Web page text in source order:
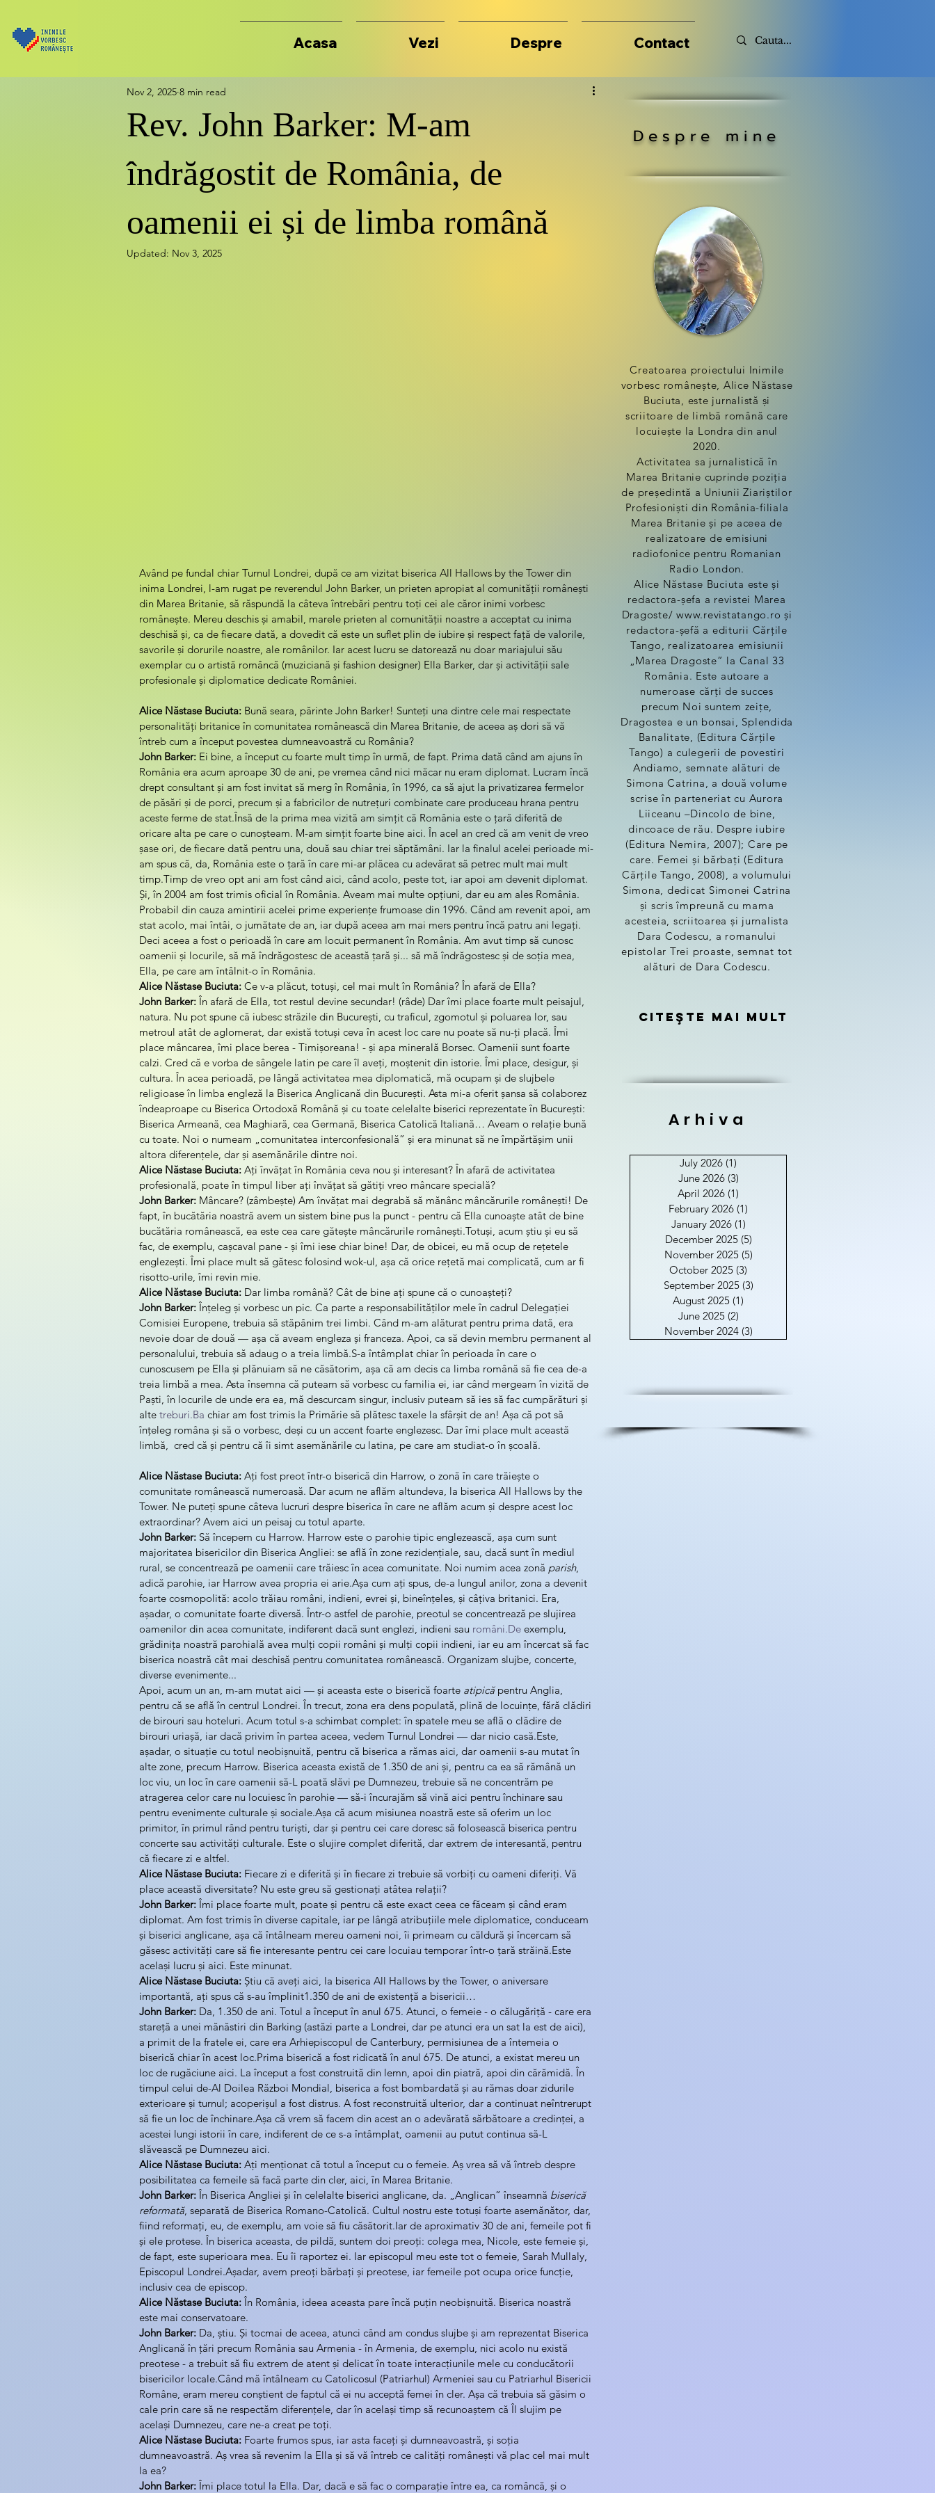
Acasa Vezi Despre Contact
Rev. John Barker: M-am
îndrăgostit de România, de
oamenii ei și de limba română
Nov 2, 2025 8 min read
Updated: Nov 3, 2025
Având pe fundal chiar Turnul Londrei, după ce am vizitat biserica All Hallows by the Tower din
inima Londrei, l-am rugat pe reverendul John Barker, un prieten apropiat al comunității românești
din Marea Britanie, să răspundă la câteva întrebări pentru toți cei ale căror inimi vorbesc
românește. Mereu deschis și amabil, marele prieten al comunității noastre a acceptat cu inima
deschisă și, ca de fiecare dată, a dovedit că este un suflet plin de iubire și respect față de valorile,
savorile și dorurile noastre, ale românilor. Iar acest lucru se datorează nu doar mariajului său
exemplar cu o artistă româncă (muziciană și fashion designer) Ella Barker, dar și activității sale
profesionale și diplomatice dedicate României.
Alice Năstase Buciuta: Bună seara, părinte John Barker! Sunteți una dintre cele mai respectate
personalități britanice în comunitatea românească din Marea Britanie, de aceea aș dori să vă
întreb cum a început povestea dumneavoastră cu România?
John Barker: Ei bine, a început cu foarte mult timp în urmă, de fapt. Prima dată când am ajuns în
România era acum aproape 30 de ani, pe vremea când nici măcar nu eram diplomat. Lucram încă
drept consultant și am fost invitat să merg în România, în 1996, ca să ajut la privatizarea fermelor
de păsări și de porci, precum și a fabricilor de nutrețuri combinate care produceau hrana pentru
aceste ferme de stat.Însă de la prima mea vizită am simțit că România este o țară diferită de
oricare alta pe care o cunoșteam. M-am simțit foarte bine aici. În acel an cred că am venit de vreo
șase ori, de fiecare dată pentru una, două sau chiar trei săptămâni. Iar la finalul acelei perioade mi-
am spus că, da, România este o țară în care mi-ar plăcea cu adevărat să petrec mult mai mult
timp.Timp de vreo opt ani am fost când aici, când acolo, peste tot, iar apoi am devenit diplomat.
Și, în 2004 am fost trimis oficial în România. Aveam mai multe opțiuni, dar eu am ales România.
Probabil din cauza amintirii acelei prime experiențe frumoase din 1996. Când am revenit apoi, am
stat acolo, mai întâi, o jumătate de an, iar după aceea am mai mers pentru încă patru ani legați.
Deci aceea a fost o perioadă în care am locuit permanent în România. Am avut timp să cunosc
oamenii și locurile, să mă îndrăgostesc de această țară și... să mă îndrăgostesc și de soția mea,
Ella, pe care am întâlnit-o în România.
Alice Năstase Buciuta: Ce v-a plăcut, totuși, cel mai mult în România? În afară de Ella?
John Barker: În afară de Ella, tot restul devine secundar! (râde) Dar îmi place foarte mult peisajul,
natura. Nu pot spune că iubesc străzile din București, cu traficul, zgomotul și poluarea lor, sau
metroul atât de aglomerat, dar există totuși ceva în acest loc care nu poate să nu-ți placă. Îmi
place mâncarea, îmi place berea - Timișoreana! - și apa minerală Borsec. Oamenii sunt foarte
calzi. Cred că e vorba de sângele latin pe care îl aveți, moștenit din istorie. Îmi place, desigur, și
cultura. În acea perioadă, pe lângă activitatea mea diplomatică, mă ocupam și de slujbele
religioase în limba engleză la Biserica Anglicană din București. Asta mi-a oferit șansa să colaborez
îndeaproape cu Biserica Ortodoxă Română și cu toate celelalte biserici reprezentate în București:
Biserica Armeană, cea Maghiară, cea Germană, Biserica Catolică Italiană… Aveam o relație bună
cu toate. Noi o numeam „comunitatea interconfesională” și era minunat să ne împărtășim unii
altora diferențele, dar și asemănările dintre noi.
Alice Năstase Buciuta: Ați învățat în România ceva nou și interesant? În afară de activitatea
profesională, poate în timpul liber ați învățat să gătiți vreo mâncare specială?
John Barker: Mâncare? (zâmbește) Am învățat mai degrabă să mănânc mâncărurile românești! De
fapt, în bucătăria noastră avem un sistem bine pus la punct - pentru că Ella cunoaște atât de bine
bucătăria românească, ea este cea care gătește mâncărurile românești.Totuși, acum știu și eu să
fac, de exemplu, cașcaval pane - și îmi iese chiar bine! Dar, de obicei, eu mă ocup de rețetele
englezești. Îmi place mult să gătesc folosind wok-ul, așa că orice rețetă mai complicată, cum ar fi
risotto-urile, îmi revin mie.
Alice Năstase Buciuta: Dar limba română? Cât de bine ați spune că o cunoașteți?
John Barker: Înțeleg și vorbesc un pic. Ca parte a responsabilităților mele în cadrul Delegației
Comisiei Europene, trebuia să stăpânim trei limbi. Când m-am alăturat pentru prima dată, era
nevoie doar de două — așa că aveam engleza și franceza. Apoi, ca să devin membru permanent al
personalului, trebuia să adaug o a treia limbă.S-a întâmplat chiar în perioada în care o
cunoscusem pe Ella și plănuiam să ne căsătorim, așa că am decis ca limba română să fie cea de-a
treia limbă a mea. Asta însemna că puteam să vorbesc cu familia ei, iar când mergeam în vizită de
Paști, în locurile de unde era ea, mă descurcam singur, inclusiv puteam să ies să fac cumpărături și
alte treburi.Ba chiar am fost trimis la Primărie să plătesc taxele la sfârșit de an! Așa că pot să
înțeleg româna și să o vorbesc, deși cu un accent foarte englezesc. Dar îmi place mult această
limbă,  cred că și pentru că îi simt asemănările cu latina, pe care am studiat-o în școală.
Alice Năstase Buciuta: Ați fost preot într-o biserică din Harrow, o zonă în care trăiește o
comunitate românească numeroasă. Dar acum ne aflăm altundeva, la biserica All Hallows by the
Tower. Ne puteți spune câteva lucruri despre biserica în care ne aflăm acum și despre acest loc
extraordinar? Avem aici un peisaj cu totul aparte.
John Barker: Să începem cu Harrow. Harrow este o parohie tipic englezească, așa cum sunt
majoritatea bisericilor din Biserica Angliei: se află în zone rezidențiale, sau, dacă sunt în mediul
rural, se concentrează pe oamenii care trăiesc în acea comunitate. Noi numim acea zonă parish,
adică parohie, iar Harrow avea propria ei arie.Așa cum ați spus, de-a lungul anilor, zona a devenit
foarte cosmopolită: acolo trăiau români, indieni, evrei și, bineînțeles, și câțiva britanici. Era,
așadar, o comunitate foarte diversă. Într-o astfel de parohie, preotul se concentrează pe slujirea
oamenilor din acea comunitate, indiferent dacă sunt englezi, indieni sau români.De exemplu,
grădinița noastră parohială avea mulți copii români și mulți copii indieni, iar eu am încercat să fac
biserica noastră cât mai deschisă pentru comunitatea românească. Organizam slujbe, concerte,
diverse evenimente...
Apoi, acum un an, m-am mutat aici — și aceasta este o biserică foarte atipică pentru Anglia,
pentru că se află în centrul Londrei. În trecut, zona era dens populată, plină de locuințe, fără clădiri
de birouri sau hoteluri. Acum totul s-a schimbat complet: în spatele meu se află o clădire de
birouri uriașă, iar dacă privim în partea aceea, vedem Turnul Londrei — dar nicio casă.Este,
așadar, o situație cu totul neobișnuită, pentru că biserica a rămas aici, dar oamenii s-au mutat în
alte zone, precum Harrow. Biserica aceasta există de 1.350 de ani și, pentru ca ea să rămână un
loc viu, un loc în care oamenii să-L poată slăvi pe Dumnezeu, trebuie să ne concentrăm pe
atragerea celor care nu locuiesc în parohie — să-i încurajăm să vină aici pentru închinare sau
pentru evenimente culturale și sociale.Așa că acum misiunea noastră este să oferim un loc
primitor, în primul rând pentru turiști, dar și pentru cei care doresc să folosească biserica pentru
concerte sau activități culturale. Este o slujire complet diferită, dar extrem de interesantă, pentru
că fiecare zi e altfel.
Alice Năstase Buciuta: Fiecare zi e diferită și în fiecare zi trebuie să vorbiți cu oameni diferiți. Vă
place această diversitate? Nu este greu să gestionați atâtea relații?
John Barker: Îmi place foarte mult, poate și pentru că este exact ceea ce făceam și când eram
diplomat. Am fost trimis în diverse capitale, iar pe lângă atribuțiile mele diplomatice, conduceam
și biserici anglicane, așa că întâlneam mereu oameni noi, îi primeam cu căldură și încercam să
găsesc activități care să fie interesante pentru cei care locuiau temporar într-o țară străină.Este
același lucru și aici. Este minunat.
Alice Năstase Buciuta: Știu că aveți aici, la biserica All Hallows by the Tower, o aniversare
importantă, ați spus că s-au împlinit1.350 de ani de existență a bisericii…
John Barker: Da, 1.350 de ani. Totul a început în anul 675. Atunci, o femeie - o călugăriță - care era
stareță a unei mănăstiri din Barking (astăzi parte a Londrei, dar pe atunci era un sat la est de aici),
a primit de la fratele ei, care era Arhiepiscopul de Canterbury, permisiunea de a întemeia o
biserică chiar în acest loc.Prima biserică a fost ridicată în anul 675. De atunci, a existat mereu un
loc de rugăciune aici. La început a fost construită din lemn, apoi din piatră, apoi din cărămidă. În
timpul celui de-Al Doilea Război Mondial, biserica a fost bombardată și au rămas doar zidurile
exterioare și turnul; acoperișul a fost distrus. A fost reconstruită ulterior, dar a continuat neîntrerupt
să fie un loc de închinare.Așa că vrem să facem din acest an o adevărată sărbătoare a credinței, a
acestei lungi istorii în care, indiferent de ce s-a întâmplat, oamenii au putut continua să-L
slăvească pe Dumnezeu aici.
Alice Năstase Buciuta: Ați menționat că totul a început cu o femeie. Aș vrea să vă întreb despre
posibilitatea ca femeile să facă parte din cler, aici, în Marea Britanie.
John Barker: În Biserica Angliei și în celelalte biserici anglicane, da. „Anglican” înseamnă biserică
reformată, separată de Biserica Romano-Catolică. Cultul nostru este totuși foarte asemănător, dar,
fiind reformați, eu, de exemplu, am voie să fiu căsătorit.Iar de aproximativ 30 de ani, femeile pot fi
și ele protese. În biserica aceasta, de pildă, suntem doi preoți: colega mea, Nicole, este femeie și,
de fapt, este superioara mea. Eu îi raportez ei. Iar episcopul meu este tot o femeie, Sarah Mullaly,
Episcopul Londrei.Așadar, avem preoți bărbați și preotese, iar femeile pot ocupa orice funcție,
inclusiv cea de episcop.
Alice Năstase Buciuta: În România, ideea aceasta pare încă puțin neobișnuită. Biserica noastră
este mai conservatoare.
John Barker: Da, știu. Și tocmai de aceea, atunci când am condus slujbe și am reprezentat Biserica
Anglicană în țări precum România sau Armenia - în Armenia, de exemplu, nici acolo nu există
preotese - a trebuit să fiu extrem de atent și delicat în toate interacțiunile mele cu conducătorii
bisericilor locale.Când mă întâlneam cu Catolicosul (Patriarhul) Armeniei sau cu Patriarhul Bisericii
Române, eram mereu conștient de faptul că ei nu acceptă femei în cler. Așa că trebuia să găsim o
cale prin care să ne respectăm diferențele, dar în același timp să recunoaștem că Îl slujim pe
același Dumnezeu, care ne-a creat pe toți.
Alice Năstase Buciuta: Foarte frumos spus, iar asta faceți și dumneavoastră, și soția
dumneavoastră. Aș vrea să revenim la Ella și să vă întreb ce calități românești vă plac cel mai mult
la ea?
John Barker: Îmi place totul la Ella. Dar, dacă e să fac o comparație între ea, ca româncă, și o
Despre mine
Creatoarea proiectului Inimile
vorbesc românește, Alice Năstase
Buciuta, este jurnalistă și
scriitoare de limbă română care
locuiește la Londra din anul
2020.
Activitatea sa jurnalistică în
Marea Britanie cuprinde poziția
de președintă a Uniunii Ziariștilor
Profesioniști din România-filiala
Marea Britanie și pe aceea de
realizatoare de emisiuni
radiofonice pentru Romanian
Radio London.
Alice Năstase Buciuta este și
redactora-șefa a revistei Marea
Dragoste/ www.revistatango.ro și
redactora-șefă a editurii Cărțile
Tango, realizatoarea emisiunii
„Marea Dragoste” la Canal 33
România. Este autoare a
numeroase cărți de succes
precum Noi suntem zeițe,
Dragostea e un bonsai, Splendida
Banalitate, (Editura Cărțile
Tango) a culegerii de povestiri
Andiamo, semnate alături de
Simona Catrina, a două volume
scrise în parteneriat cu Aurora
Liiceanu –Dincolo de bine,
dincoace de rău. Despre iubire
(Editura Nemira, 2007); Care pe
care. Femei și bărbați (Editura
Cărțile Tango, 2008), a volumului
Simona, dedicat Simonei Catrina
și scris împreună cu mama
acesteia, scriitoarea și jurnalista
Dara Codescu, a romanului
epistolar Trei proaste, semnat tot
alături de Dara Codescu.
Citeşte mai mult
Arhiva
July 2026 (1)
June 2026 (3)
April 2026 (1)
February 2026 (1)
January 2026 (1)
December 2025 (5)
November 2025 (5)
October 2025 (3)
September 2025 (3)
August 2025 (1)
June 2025 (2)
November 2024 (3)